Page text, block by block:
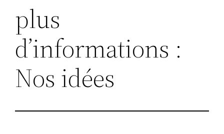
plus
d’informations :
Nos idées